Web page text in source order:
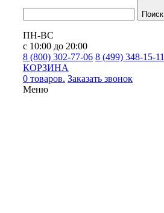
Поиск
ПН-ВС
с 10:00 до 20:00
8 (800) 302-77-06 8 (499) 348-15-11
КОРЗИНА
0 товаров. Заказать звонок
Меню